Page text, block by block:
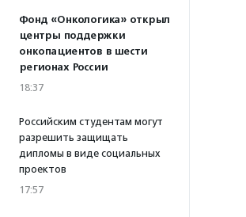
Фонд «Онкологика» открыл
центры поддержки
онкопациентов в шести
регионах России
18:37
Российским студентам могут
разрешить защищать
дипломы в виде социальных
проектов
17:57